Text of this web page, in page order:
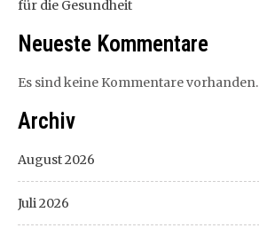
für die Gesundheit
Neueste Kommentare
Es sind keine Kommentare vorhanden.
Archiv
August 2026
Juli 2026